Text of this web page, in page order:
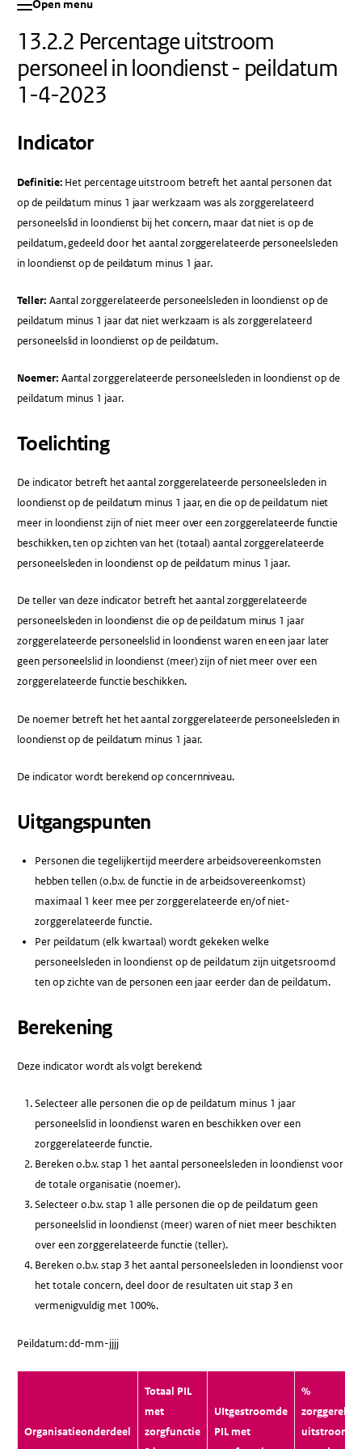
Open menu
13.2.2 Percentage uitstroom
personeel in loondienst - peildatum
1-4-2023
Indicator
Definitie: Het percentage uitstroom betreft het aantal personen dat
op de peildatum minus 1 jaar werkzaam was als zorggerelateerd
personeelslid in loondienst bij het concern, maar dat niet is op de
peildatum, gedeeld door het aantal zorggerelateerde personeelsleden
in loondienst op de peildatum minus 1 jaar.
Teller: Aantal zorggerelateerde personeelsleden in loondienst op de
peildatum minus 1 jaar dat niet werkzaam is als zorggerelateerd
personeelslid in loondienst op de peildatum.
Noemer: Aantal zorggerelateerde personeelsleden in loondienst op de
peildatum minus 1 jaar.
Toelichting
De indicator betreft het aantal zorggerelateerde personeelsleden in
loondienst op de peildatum minus 1 jaar, en die op de peildatum niet
meer in loondienst zijn of niet meer over een zorggerelateerde functie
beschikken, ten op zichten van het (totaal) aantal zorggerelateerde
personeelsleden in loondienst op de peildatum minus 1 jaar.
De teller van deze indicator betreft het aantal zorggerelateerde
personeelsleden in loondienst die op de peildatum minus 1 jaar
zorggerelateerde personeelslid in loondienst waren en een jaar later
geen personeelslid in loondienst (meer) zijn of niet meer over een
zorggerelateerde functie beschikken.
De noemer betreft het het aantal zorggerelateerde personeelsleden in
loondienst op de peildatum minus 1 jaar.
De indicator wordt berekend op concernniveau.
Uitgangspunten
Personen die tegelijkertijd meerdere arbeidsovereenkomsten
hebben tellen (o.b.v. de functie in de arbeidsovereenkomst)
maximaal 1 keer mee per zorggerelateerde en/of niet-
zorggerelateerde functie.
Per peildatum (elk kwartaal) wordt gekeken welke
personeelsleden in loondienst op de peildatum zijn uitgetsroomd
ten op zichte van de personen een jaar eerder dan de peildatum.
Berekening
Deze indicator wordt als volgt berekend:
Selecteer alle personen die op de peildatum minus 1 jaar
personeelslid in loondienst waren en beschikken over een
zorggerelateerde functie.
Bereken o.b.v. stap 1 het aantal personeelsleden in loondienst voor
de totale organisatie (noemer).
Selecteer o.b.v. stap 1 alle personen die op de peildatum geen
personeelslid in loondienst (meer) waren of niet meer beschikten
over een zorggerelateerde functie (teller).
Bereken o.b.v. stap 3 het aantal personeelsleden in loondienst voor
het totale concern, deel door de resultaten uit stap 3 en
vermenigvuldig met 100%.
Peildatum: dd-mm-jjjj
Organisatieonderdeel
Totaal PIL
met
zorgfunctie
UItgestroomde
PIL met
%
uitstroom